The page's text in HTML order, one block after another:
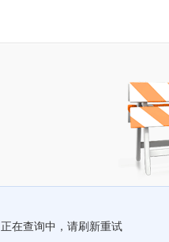
正在查询中，请刷新重试